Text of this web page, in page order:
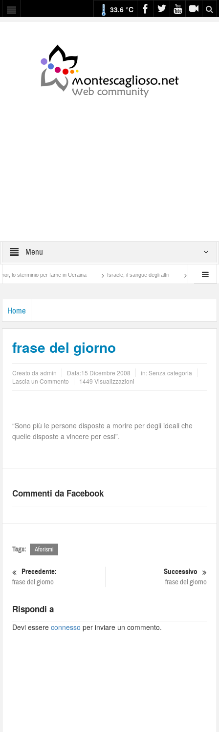
33.6 °C
Menu
sterminio per fame in Ucraina Israele, il sangue degli altri Lotta di classe…
Home
frase del giorno
Creato daadmin Data:15 Dicembre 2008
in: Senza categoria
Lascia un Commento
1449 Visualizzazioni
“Sono più le persone disposte a morire per degli ideali che
quelle disposte a vincere per essi”.
Commenti da Facebook
Tags: Aforismi
Precedente:
frase del giorno
Successivo
frase del giorno
Rispondi a
Devi essereconnesso per inviare un commento.